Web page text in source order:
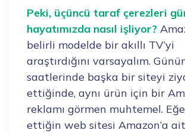
Peki, üçüncü taraf çerezleri
hayatımızda nasıl işliyor?
belirli modelde bir akıllı TV’yi
araştırdığını varsayalım.
saatlerinde başka bir siteyi
ettiğinde, aynı ürün için bir
reklamı görmen muhtemel.
ettiğin web sitesi Amazon’a